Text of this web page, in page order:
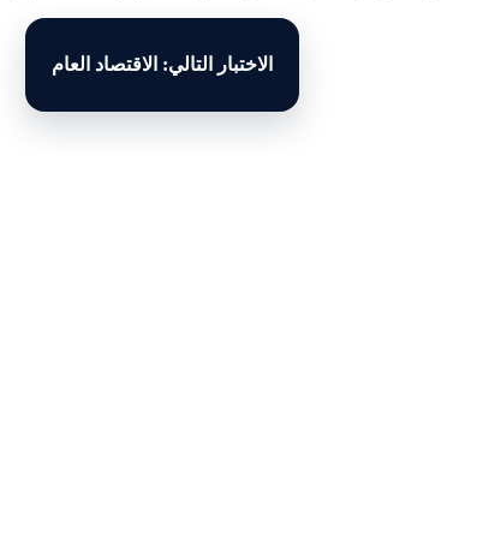
الاختبار التالي: الاقتصاد العام